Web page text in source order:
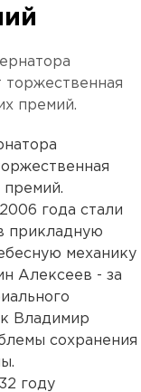
торжественная
премий.
премий.
года стали
прикладную
механику
Алексеев - за
Владимир
сохранения
году